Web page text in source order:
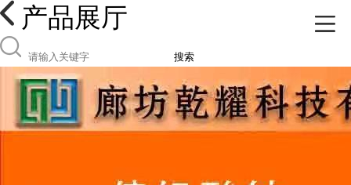
产品展厅
搜索